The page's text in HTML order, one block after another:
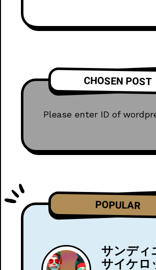
CHOSEN POST
Please enter ID of
POPULAR
サンディ
サイケロ